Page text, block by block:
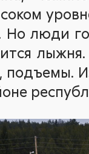
люди
подъемы.